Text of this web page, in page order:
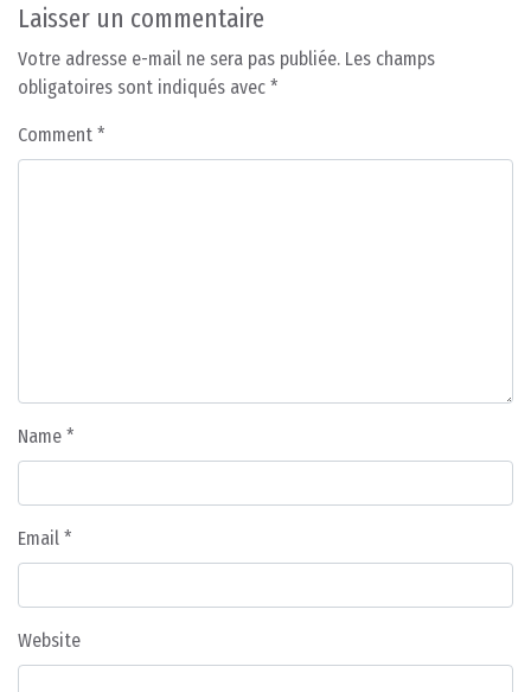
Laisser un commentaire
Votre adresse e-mail ne sera pas publiée. Les champs
obligatoires sont indiqués avec *
Comment *
Name *
Email *
Website